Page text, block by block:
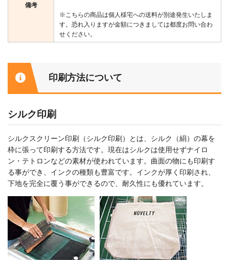
備考
※こちらの商品は個人様宅への送料が別途発生いたしま
す。恐れ入りますが金額につきましては都度お問い合わ
せください。
印刷方法について
シルク印刷
シルクスクリーン印刷（シルク印刷）とは、シルク（絹）の幕を
枠に張って印刷する方法です。現在はシルクは使用せずナイロ
ン・テトロンなどの素材が使われています。曲面の物にも印刷す
る事ができ、インクの種類も豊富です。インクが厚く印刷され、
下地を完全に覆う事ができるので、耐久性にも優れています。